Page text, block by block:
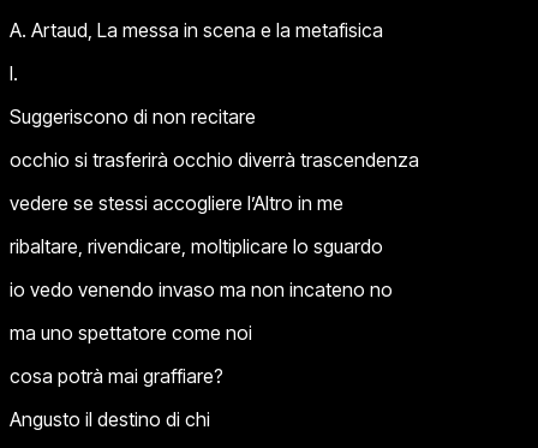
A. Artaud, La messa in scena e la metafisica
I.
Suggeriscono di non recitare
occhio si trasferirà occhio diverrà trascendenza
vedere se stessi accogliere l’Altro in me
ribaltare, rivendicare, moltiplicare lo sguardo
io vedo venendo invaso ma non incateno no
ma uno spettatore come noi
cosa potrà mai graffiare?
Angusto il destino di chi